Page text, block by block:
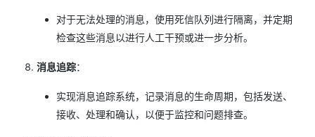
对于无法处理的消息，使用死信队列进行隔离，并定期
检查这些消息以进行人工干预或进一步分析。
消息追踪：
实现消息追踪系统，记录消息的生命周期，包括发送、
接收、处理和确认，以便于监控和问题排查。